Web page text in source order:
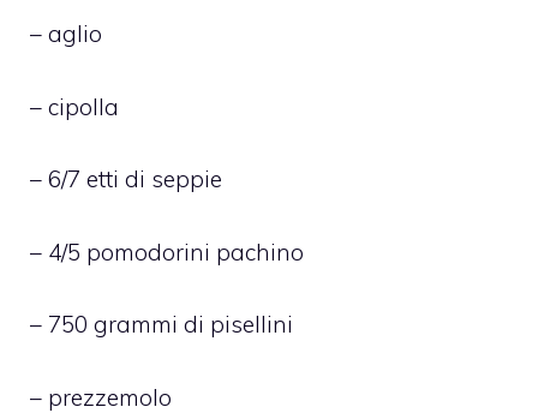
– aglio
– cipolla
– 6/7 etti di seppie
– 4/5 pomodorini pachino
– 750 grammi di pisellini
– prezzemolo